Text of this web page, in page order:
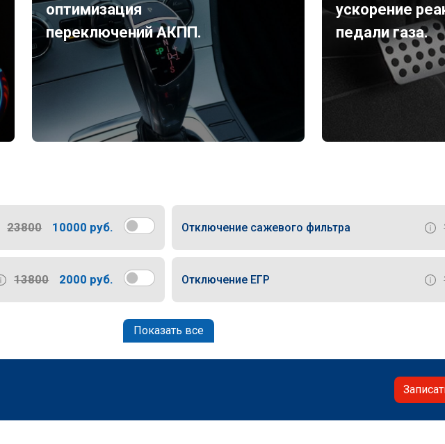
оптимизация
переключений АКПП.
ускорение
педали газа.
23800 10000 руб. Отключение сажевого фильтра
13800 2000 руб. Отключение ЕГР
Показать все